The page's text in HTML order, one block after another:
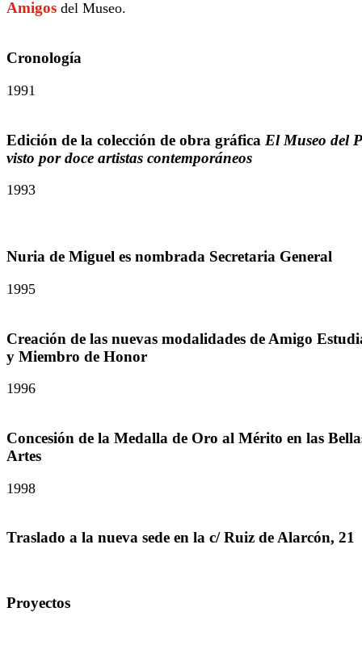
Amigos del Museo.
Cronología
1991
Edición de la colección de obra gráfica El Museo del
visto por doce artistas contemporáneos
1993
Nuria de Miguel es nombrada Secretaria General
1995
Creación de las nuevas modalidades de Amigo
y Miembro de Honor
1996
Concesión de la Medalla de Oro al Mérito en las
Artes
1998
Traslado a la nueva sede en la c/ Ruiz de Alarcón, 21
Proyectos